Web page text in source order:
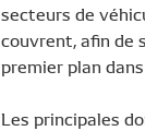
secteurs de
couvrent, afin de
premier plan
Les principales